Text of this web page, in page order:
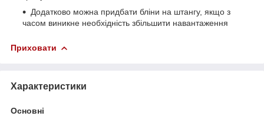
Додатково можна придбати бліни на штангу, якщо з
часом виникне необхідність збільшити навантаження
Приховати
Характеристики
Основні